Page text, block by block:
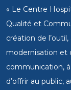
« Le Centre
Qualité et
création de
modernisation et
communication,
d’offrir au public,